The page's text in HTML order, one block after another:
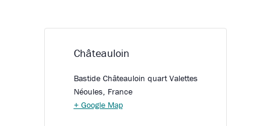
Châteauloin
Bastide Châteauloin quart Valettes
Néoules, France
+ Google Map